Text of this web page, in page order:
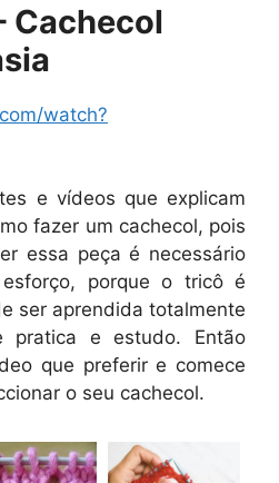
Cachecol
watch?
e vídeos que explicam
fazer um cachecol, pois
essa peça é necessário
porque o tricô é
ser aprendida totalmente
pratica e estudo. Então
que preferir e comece
o seu cachecol.